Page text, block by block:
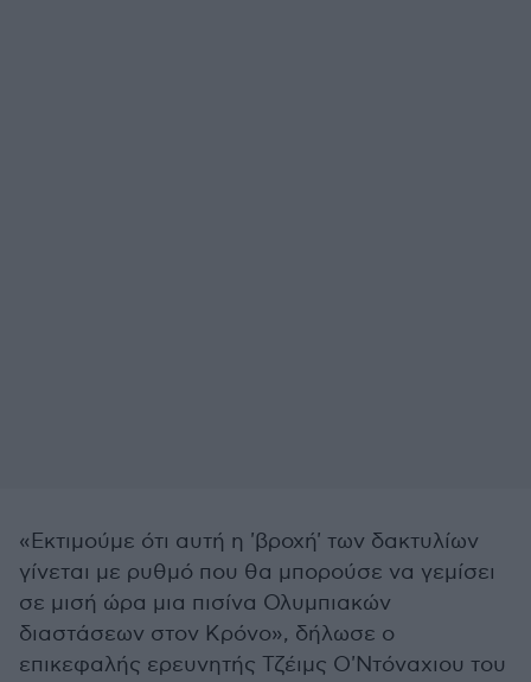
«Εκτιμούμε ότι αυτή η 'βροχή' των δακτυλίων
γίνεται με ρυθμό που θα μπορούσε να γεμίσει
σε μισή ώρα μια πισίνα Ολυμπιακών
διαστάσεων στον Κρόνο», δήλωσε ο
επικεφαλής ερευνητής Τζέιμς Ο'Ντόναχιου του